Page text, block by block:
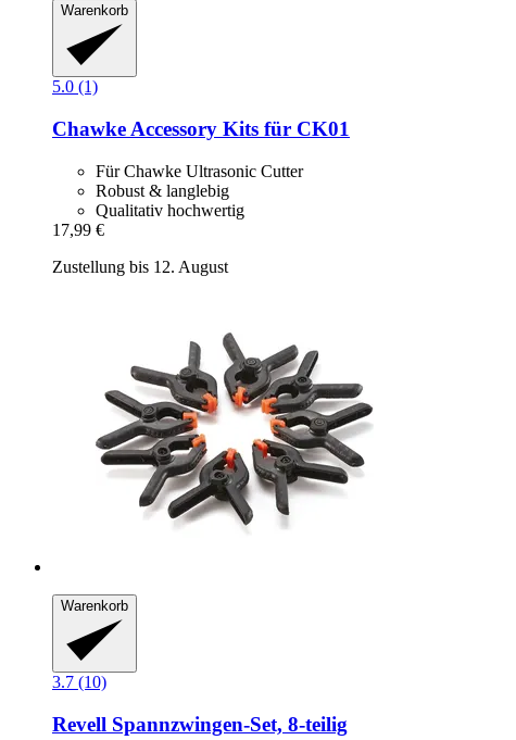
Warenkorb
5.0 (1)
Chawke Accessory Kits für CK01
Für Chawke Ultrasonic Cutter
Robust & langlebig
Qualitativ hochwertig
17,99 €
Zustellung bis 12. August
Warenkorb
3.7 (10)
Revell Spannzwingen-​Set, 8-​teilig